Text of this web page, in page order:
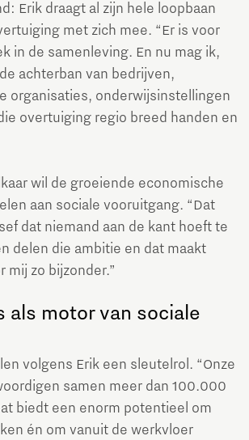
Erik draagt al zijn hele loopbaan
met zich mee. “Er is voor
in de samenleving. En nu mag ik,
achterban van bedrijven,
organisaties, onderwijsinstellingen
overtuiging regio breed handen en
wil de groeiende economische
aan sociale vooruitgang. “Dat
dat niemand aan de kant hoeft te
delen die ambitie en dat maakt
mij zo bijzonder.”
als motor van sociale
volgens Erik een sleutelrol. “Onze
samen meer dan 100.000
biedt een enorm potentieel om
én om vanuit de werkvloer